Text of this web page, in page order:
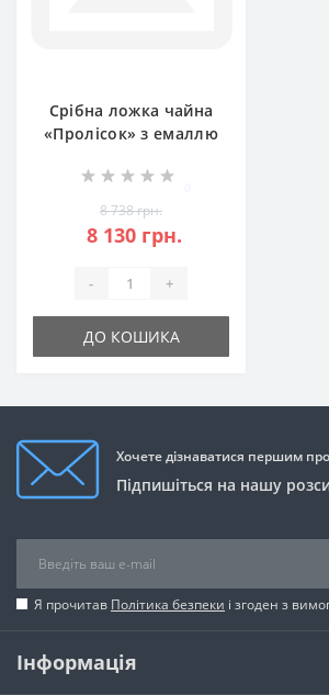
Срібна ложка чайна
«Пролісок» з емаллю
8 738 грн.
8 130 грн.
- +
ДО КОШИКА
Хочете дізнаватися першим про
Підпишіться на нашу
Я прочитав Політика безпеки і згоден з
Інформація